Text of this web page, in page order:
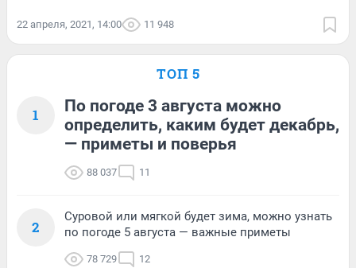
22 апреля, 2021, 14:00 11 948
ТОП 5
1
По погоде 3 августа можно
определить, каким будет декабрь,
— приметы и поверья
88 037 11
2
Суровой или мягкой будет зима, можно узнать
по погоде 5 августа — важные приметы
78 729 12